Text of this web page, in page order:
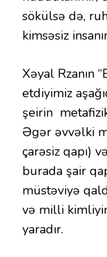
sökülsə də,
kimsəsiz
Xəyal Rzanın
etdiyimiz
şeirin
Əgər əvvəlki
çarəsiz qapı)
burada şair
müstəviyə
və milli
yaradır.